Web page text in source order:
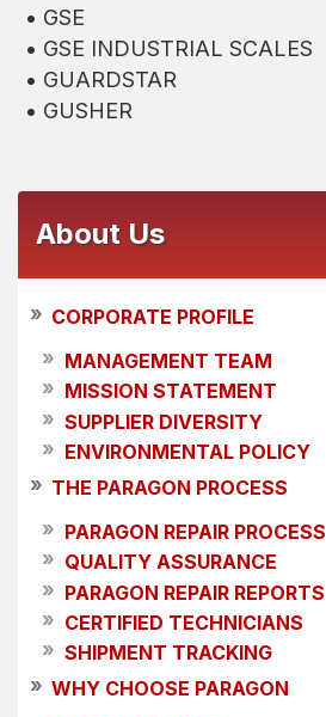
About Us
» CORPORATE PROFILE
» MANAGEMENT TEAM
» MISSION STATEMENT
» SUPPLIER DIVERSITY
» ENVIRONMENTAL POLICY
» THE PARAGON PROCESS
» PARAGON REPAIR PROCESS
» QUALITY ASSURANCE
» PARAGON REPAIR REPORTS
» CERTIFIED TECHNICIANS
» SHIPMENT TRACKING
» WHY CHOOSE PARAGON
• GSE
• GSE INDUSTRIAL SCALES
• GUARDSTAR
• GUSHER